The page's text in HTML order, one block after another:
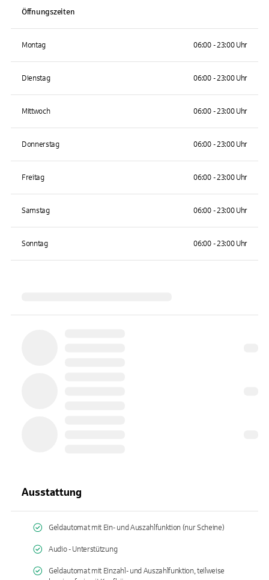
Öffnungszeiten
Montag 06:00 - 23:00 Uhr
Dienstag 06:00 - 23:00 Uhr
Mittwoch 06:00 - 23:00 Uhr
Donnerstag 06:00 - 23:00 Uhr
Freitag 06:00 - 23:00 Uhr
Samstag 06:00 - 23:00 Uhr
Sonntag 06:00 - 23:00 Uhr
Ausstattung
Geldautomat mit Ein- und Auszahlfunktion (nur Scheine)
Audio - Unterstützung
Geldautomat mit Einzahl- und Auszahlfunktion, teilweise